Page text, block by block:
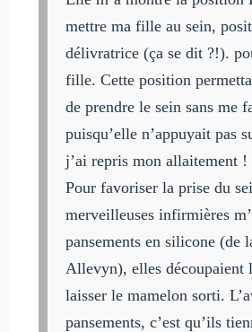
mettre ma fille au sein,
délivratrice (ça se dit ?!).
fille. Cette position
de prendre le sein sans me
puisqu’elle n’appuyait pas
j’ai repris mon allaitement !
Pour favoriser la prise du
merveilleuses infirmières
pansements en silicone (de
Allevyn), elles découpaient
laisser le mamelon sorti.
pansements, c’est qu’ils